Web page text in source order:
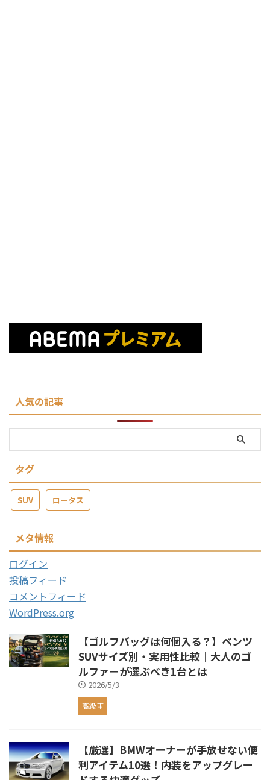
人気の記事
タグ
SUV ロータス
メタ情報
ログイン
投稿フィード
コメントフィード
WordPress.org
【ゴルフバッグは何個入る？】ベンツ
SUVサイズ別・実用性比較｜大人のゴ
ルファーが選ぶべき1台とは
2026/5/3
高級車
【厳選】BMWオーナーが手放せない便
利アイテム10選！内装をアップグレー